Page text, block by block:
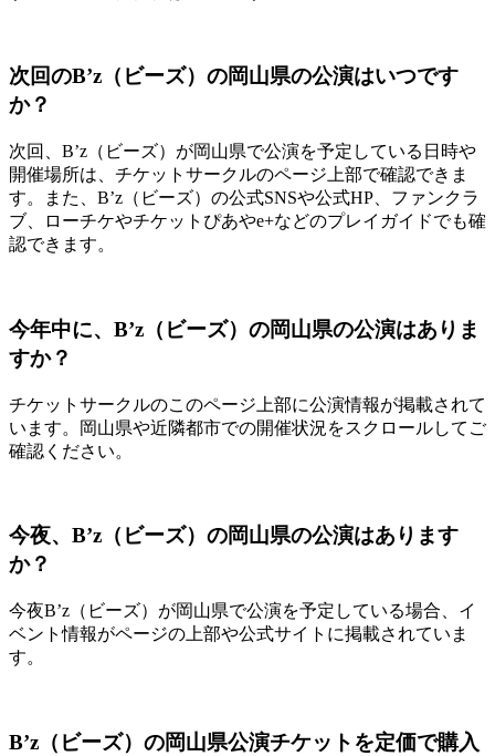
次回のB’z（ビーズ）の岡山県の公演はいつです
か？
次回、B’z（ビーズ）が岡山県で公演を予定している日時や
開催場所は、チケットサークルのページ上部で確認できま
す。また、B’z（ビーズ）の公式SNSや公式HP、ファンクラ
ブ、ローチケやチケットぴあやe+などのプレイガイドでも確
認できます。
今年中に、B’z（ビーズ）の岡山県の公演はありま
すか？
チケットサークルのこのページ上部に公演情報が掲載されて
います。岡山県や近隣都市での開催状況をスクロールしてご
確認ください。
今夜、B’z（ビーズ）の岡山県の公演はあります
か？
今夜B’z（ビーズ）が岡山県で公演を予定している場合、イ
ベント情報がページの上部や公式サイトに掲載されていま
す。
B’z（ビーズ）の岡山県公演チケットを定価で購入